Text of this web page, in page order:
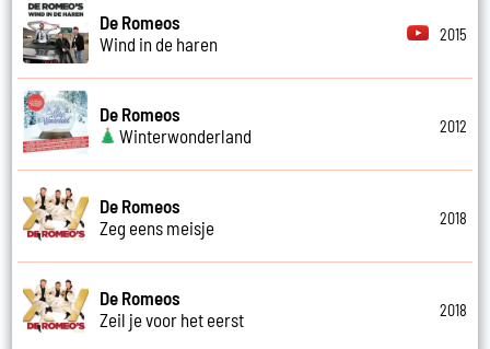
De Romeos
Wind in de haren
2015
De Romeos
Winterwonderland
2012
De Romeos
Zeg eens meisje
2018
De Romeos
Zeil je voor het eerst
2018